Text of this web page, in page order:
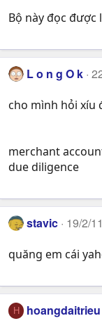
Bộ này đọc được
L o n g O k
cho mình hỏi xíu
merchant
due diligence
stavic 19/2/11
quăng em cái
H hoangdaitrieu